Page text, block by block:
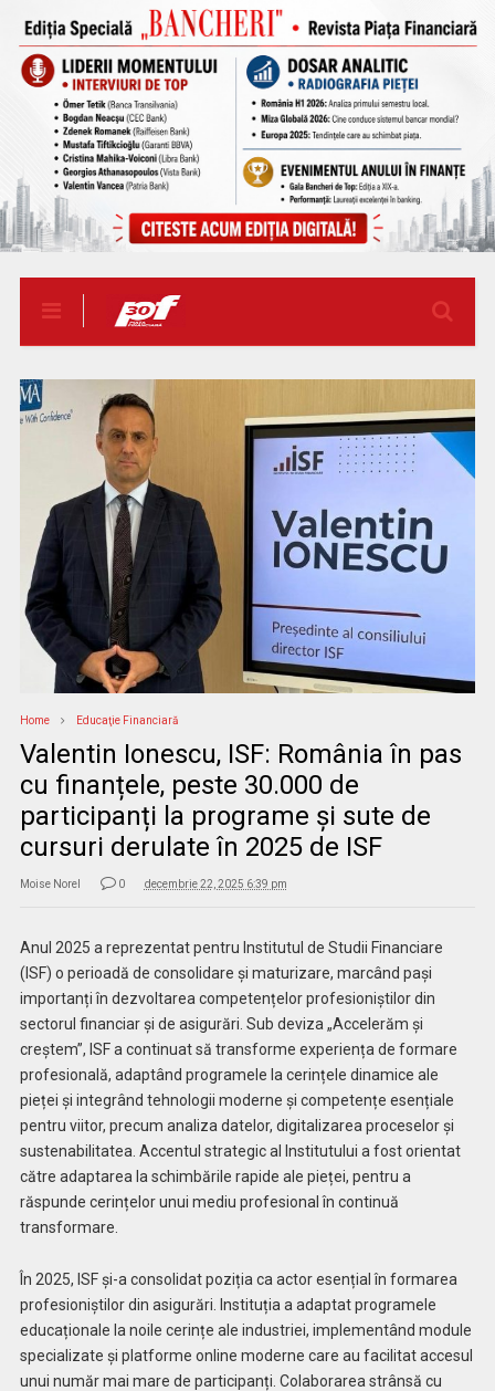
Home Educaţie Financiară
Valentin Ionescu, ISF: România în pas
cu finanțele, peste 30.000 de
participanți la programe și sute de
cursuri derulate în 2025 de ISF
Moise Norel 0 decembrie 22, 2025 6:39 pm
Anul 2025 a reprezentat pentru Institutul de Studii Financiare
(ISF) o perioadă de consolidare și maturizare, marcând pași
importanți în dezvoltarea competențelor profesioniștilor din
sectorul financiar și de asigurări. Sub deviza „Accelerăm și
creștem”, ISF a continuat să transforme experiența de formare
profesională, adaptând programele la cerințele dinamice ale
pieței și integrând tehnologii moderne și competențe esențiale
pentru viitor, precum analiza datelor, digitalizarea proceselor și
sustenabilitatea. Accentul strategic al Institutului a fost orientat
către adaptarea la schimbările rapide ale pieței, pentru a
răspunde cerințelor unui mediu profesional în continuă
transformare.
În 2025, ISF și-a consolidat poziția ca actor esențial în formarea
profesioniștilor din asigurări. Instituția a adaptat programele
educaționale la noile cerințe ale industriei, implementând module
specializate și platforme online moderne care au facilitat accesul
unui număr mai mare de participanți. Colaborarea strânsă cu